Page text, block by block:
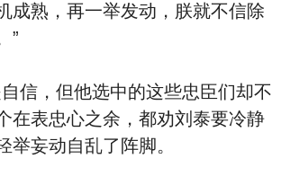
成熟，再一举发动，朕就不信除
”
，但他选中的这些忠臣们却不
在表忠心之余，都劝刘泰要冷静
举妄动自乱了阵脚。